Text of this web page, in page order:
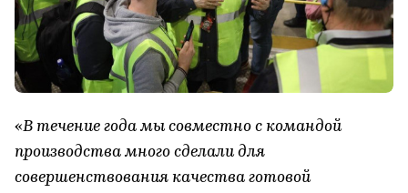
«В течение года мы совместно с командой
производства много сделали для
совершенствования качества готовой